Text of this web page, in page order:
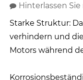
Hinterlassen
Starke Struktur:
verhindern und
Motors während